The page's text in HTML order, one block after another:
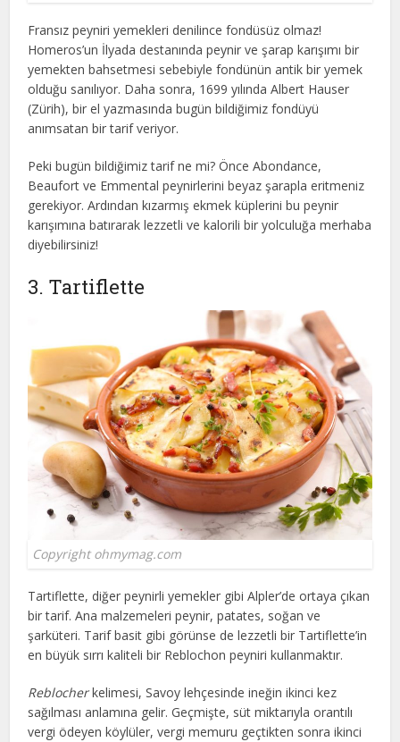
Fransız peyniri yemekleri denilince fondüsüz olmaz!
Homeros’un İlyada destanında peynir ve şarap karışımı bir
yemekten bahsetmesi sebebiyle fondünün antik bir yemek
olduğu sanılıyor. Daha sonra, 1699 yılında Albert Hauser
(Zürih), bir el yazmasında bugün bildiğimiz fondüyü
anımsatan bir tarif veriyor.
Peki bugün bildiğimiz tarif ne mi? Önce Abondance,
Beaufort ve Emmental peynirlerini beyaz şarapla eritmeniz
gerekiyor. Ardından kızarmış ekmek küplerini bu peynir
karışımına batırarak lezzetli ve kalorili bir yolculuğa merhaba
diyebilirsiniz!
3. Tartiflette
Copyright ohmymag.com
Tartiflette, diğer peynirli yemekler gibi Alpler’de ortaya çıkan
bir tarif. Ana malzemeleri peynir, patates, soğan ve
şarküteri. Tarif basit gibi görünse de lezzetli bir Tartiflette’in
en büyük sırrı kaliteli bir Reblochon peyniri kullanmaktır.
Reblocherkelimesi, Savoy lehçesinde ineğin ikinci kez
sağılması anlamına gelir. Geçmişte, süt miktarıyla orantılı
vergi ödeyen köylüler, vergi memuru geçtikten sonra ikinci